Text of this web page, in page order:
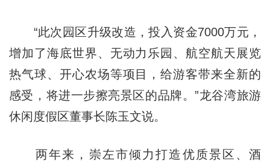
“此次园区升级改造，投入资金7000万元，
增加了海底世界、无动力乐园、航空航天展览
热气球、开心农场等项目，给游客带来全新的
感受，将进一步擦亮景区的品牌。”龙谷湾旅游
休闲度假区董事长陈玉文说。
两年来，崇左市倾力打造优质景区、酒